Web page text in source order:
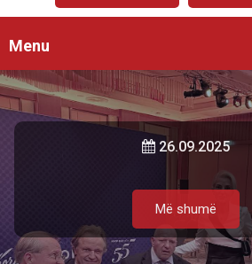
Menu
26.09.2025
Më shumë